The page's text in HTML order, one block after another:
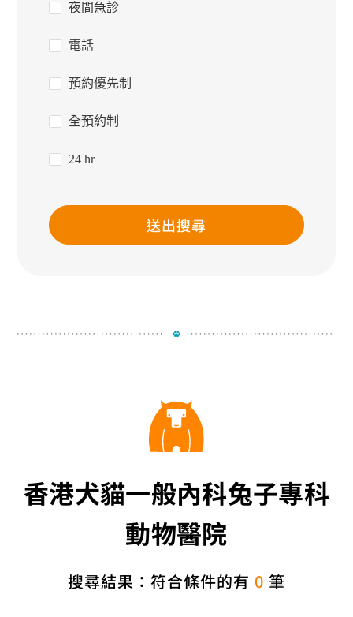
夜間急診
電話
預約優先制
全預約制
24 hr
送出搜尋
香港犬貓一般內科兔子專科
動物醫院
搜尋結果：符合條件的有 0 筆